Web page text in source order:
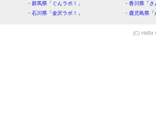
・群馬県「ぐんラボ！」
・香川県「
・石川県「金沢ラボ！」
・鹿児島県
(C) HitBit